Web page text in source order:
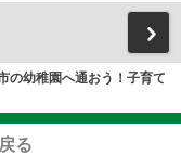
の幼稚園へ通おう！子育て
る